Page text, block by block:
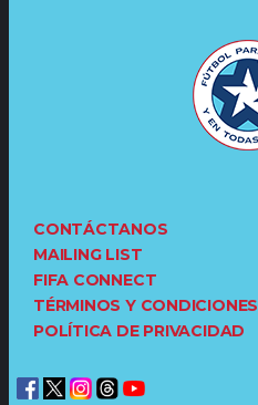
CONTÁCTANOS
MAILING LIST
FIFA CONNECT
TÉRMINOS Y CONDICIONES
POLÍTICA DE PRIVACIDAD